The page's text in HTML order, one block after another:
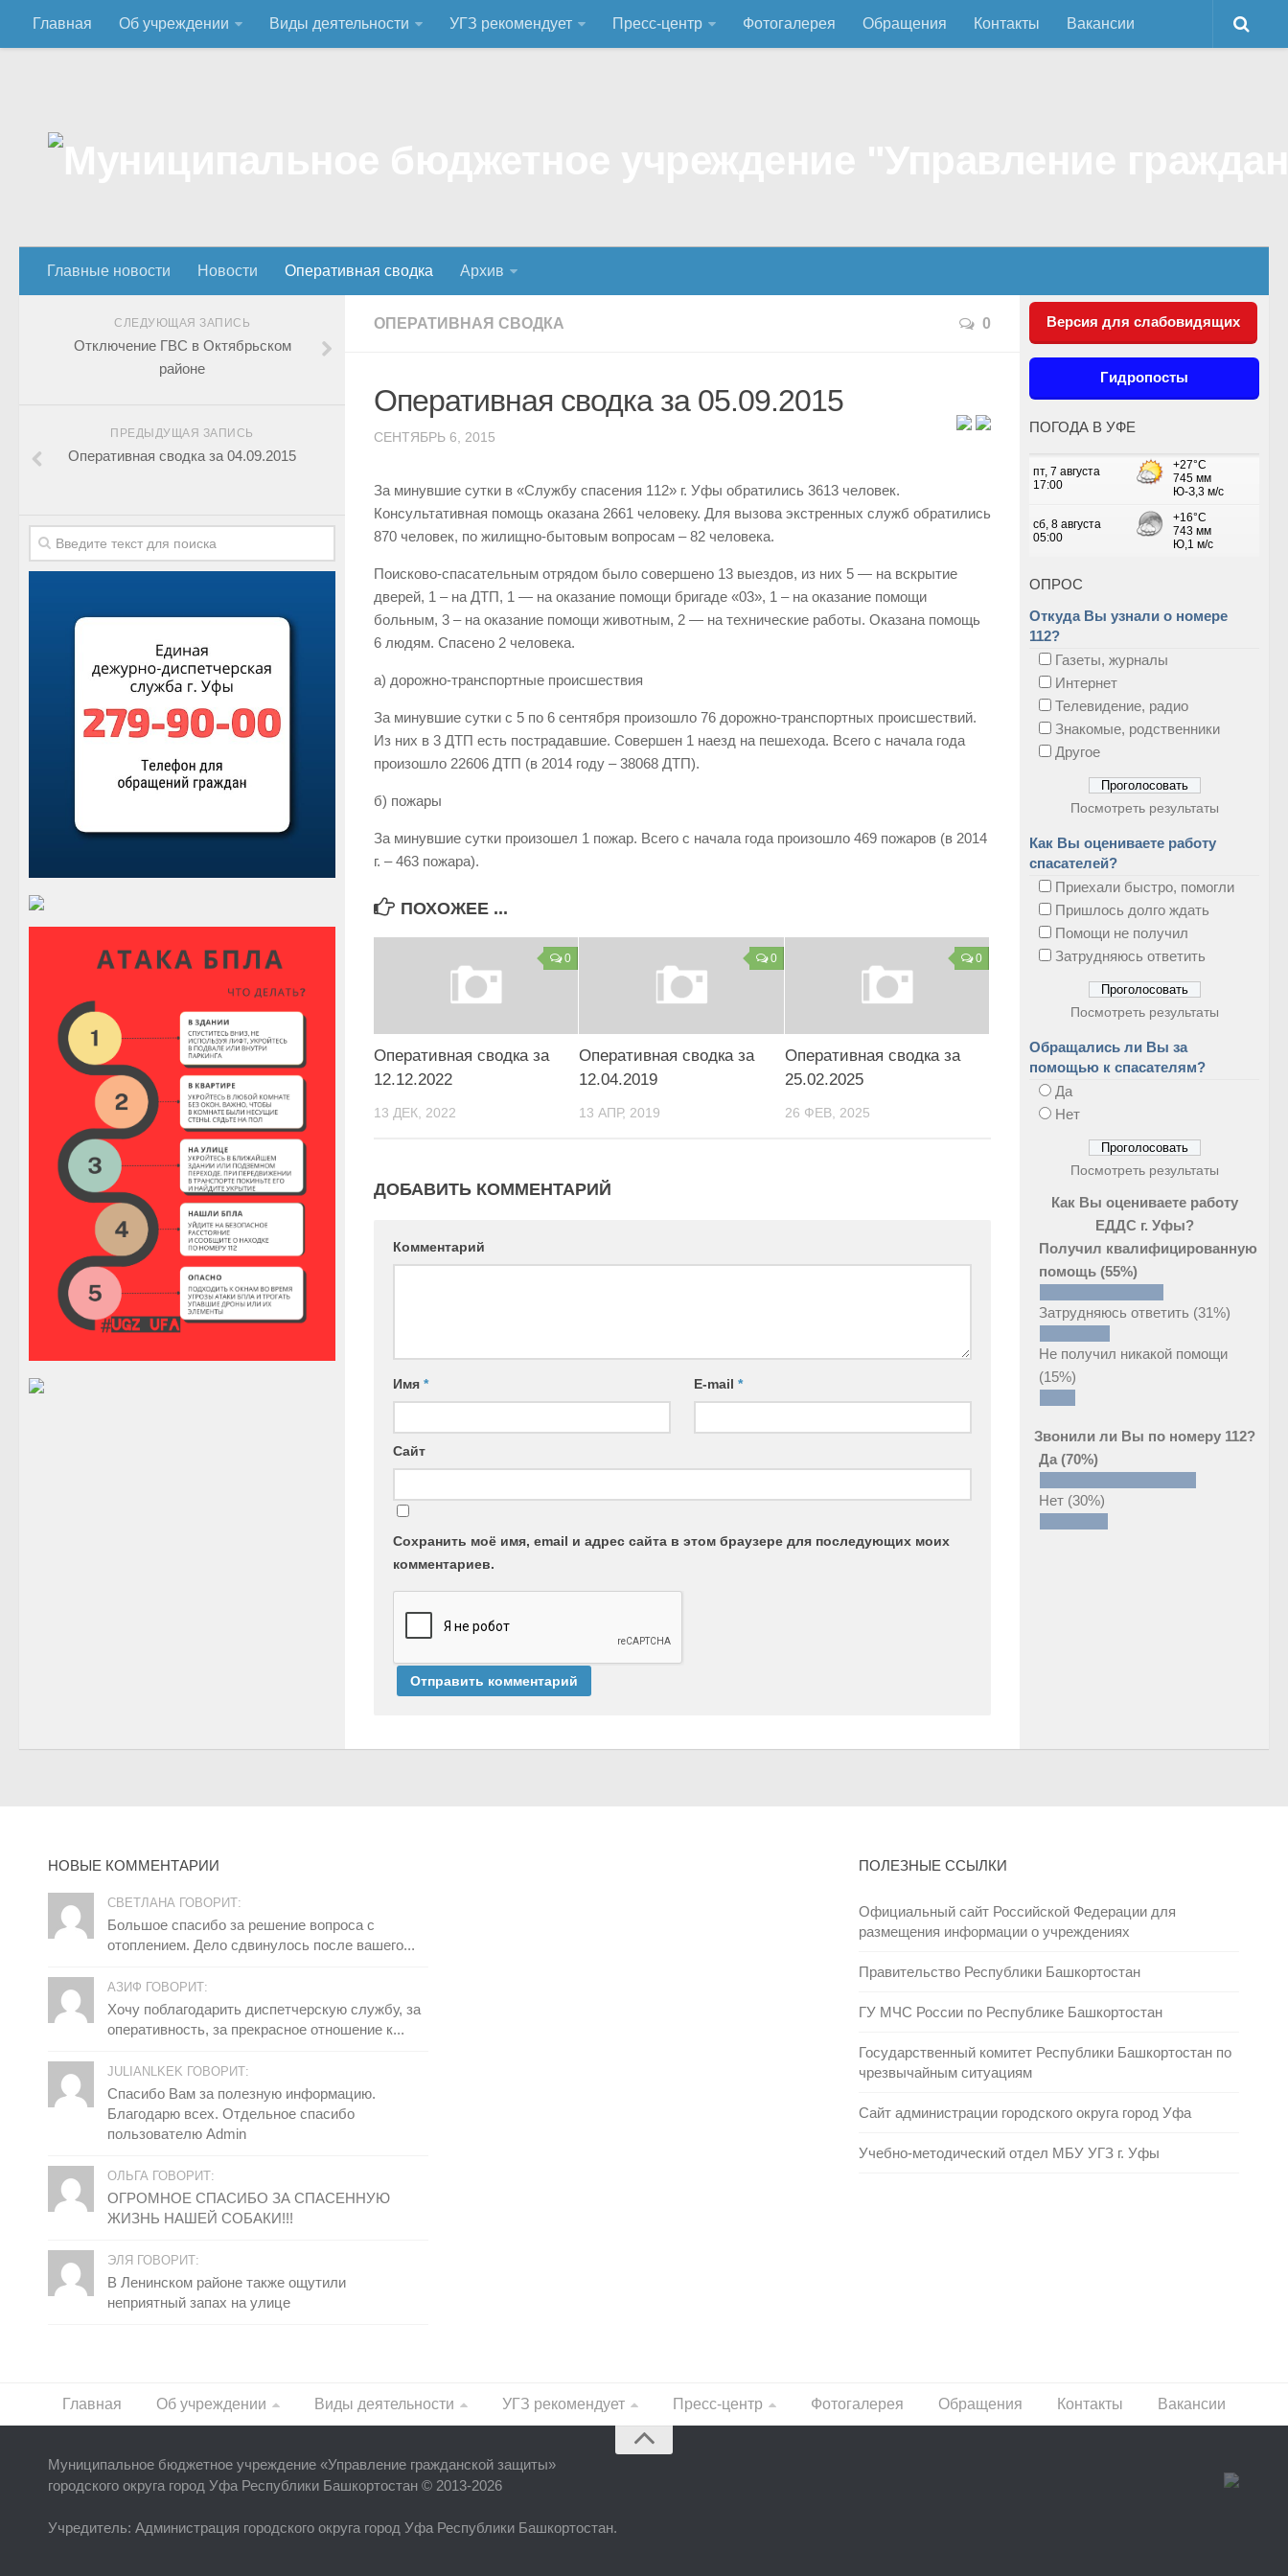
Главная Об учреждении Виды деятельности УГЗ рекомендует Пресс-центр Фотогалерея Обращения Контакты Вакансии
Главные новости Новости Оперативная сводка Архив
ОПЕРАТИВНАЯ СВОДКА 0
Оперативная сводка за 05.09.2015
СЕНТЯБРЬ 6, 2015
За минувшие сутки в «Службу спасения 112» г. Уфы обратились 3613 человек.
Консультативная помощь оказана 2661 человеку. Для вызова экстренных служб обратились
870 человек, по жилищно-бытовым вопросам – 82 человека.
Поисково-спасательным отрядом было совершено 13 выездов, из них 5 — на вскрытие
дверей, 1 – на ДТП, 1 — на оказание помощи бригаде «03», 1 – на оказание помощи
больным, 3 – на оказание помощи животным, 2 — на технические работы. Оказана помощь
6 людям. Спасено 2 человека.
а) дорожно-транспортные происшествия
За минувшие сутки с 5 по 6 сентября произошло 76 дорожно-транспортных происшествий.
Из них в 3 ДТП есть пострадавшие. Совершен 1 наезд на пешехода. Всего с начала года
произошло 22606 ДТП (в 2014 году – 38068 ДТП).
б) пожары
За минувшие сутки произошел 1 пожар. Всего с начала года произошло 469 пожаров (в 2014
г. – 463 пожара).
ПОХОЖЕЕ ...
0
Оперативная сводка за
12.12.2022
13 ДЕК, 2022
0
Оперативная сводка за
12.04.2019
13 АПР, 2019
0
Оперативная сводка за
25.02.2025
26 ФЕВ, 2025
ДОБАВИТЬ КОММЕНТАРИЙ
Комментарий
Имя * E-mail*
Сайт
Сохранить моё имя, email и адрес сайта в этом браузере для последующих моих
комментариев.
СЛЕДУЮЩАЯ ЗАПИСЬ
Отключение ГВС в Октябрьском
районе
ПРЕДЫДУЩАЯ ЗАПИСЬ
Оперативная сводка за 04.09.2015
Версия для слабовидящих
Гидропосты
ПОГОДА В УФЕ
ОПРОС
Откуда Вы узнали о номере
112?
Газеты, журналы
Интернет
Телевидение, радио
Знакомые, родственники
Другое
Посмотреть результаты
Как Вы оцениваете работу
спасателей?
Приехали быстро, помогли
Пришлось долго ждать
Помощи не получил
Затрудняюсь ответить
Посмотреть результаты
Обращались ли Вы за
помощью к спасателям?
Да
Нет
Посмотреть результаты
Как Вы оцениваете работу
ЕДДС г. Уфы?
Получил квалифицированную
помощь (55%)
Затрудняюсь ответить (31%)
Не получил никакой помощи
(15%)
Звонили ли Вы по номеру 112?
Да (70%)
Нет (30%)
НОВЫЕ КОММЕНТАРИИ
СВЕТЛАНА ГОВОРИТ:
Большое спасибо за решение вопроса с
отоплением. Дело сдвинулось после вашего...
АЗИФ ГОВОРИТ:
Хочу поблагодарить диспетчерскую службу, за
оперативность, за прекрасное отношение к...
JULIANLKEK ГОВОРИТ:
Спасибо Вам за полезную информацию.
Благодарю всех. Отдельное спасибо
пользователю Admin
ОЛЬГА ГОВОРИТ:
ОГРОМНОЕ СПАСИБО ЗА СПАСЕННУЮ
ЖИЗНЬ НАШЕЙ СОБАКИ!!!
ЭЛЯ ГОВОРИТ:
В Ленинском районе также ощутили
неприятный запах на улице
ПОЛЕЗНЫЕ ССЫЛКИ
Официальный сайт Российской Федерации для
размещения информации о учреждениях
Правительство Республики Башкортостан
ГУ МЧС России по Республике Башкортостан
Государственный комитет Республики Башкортостан по
чрезвычайным ситуациям
Сайт администрации городского округа город Уфа
Учебно-методический отдел МБУ УГЗ г. Уфы
Главная Об учреждении Виды деятельности УГЗ рекомендует Пресс-центр Фотогалерея Обращения Контакты Вакансии
Муниципальное бюджетное учреждение «Управление гражданской защиты»
городского округа город Уфа Республики Башкортостан © 2013-2026
Учредитель: Администрация городского округа город Уфа Республики Башкортостан.